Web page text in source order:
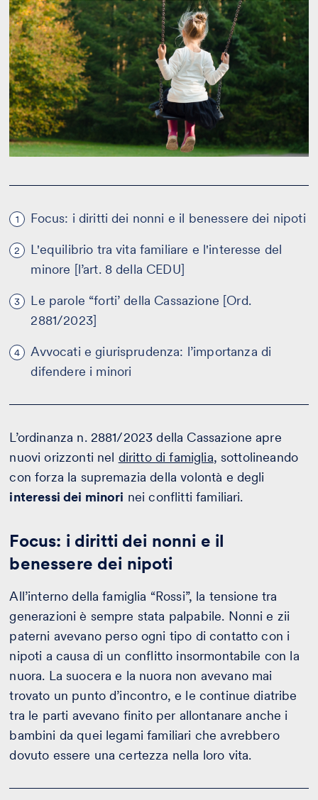
1 Focus: i diritti dei nonni e il benessere dei nipoti
2
L'equilibrio tra vita familiare e l'interesse del
minore [l’art. 8 della CEDU]
3
Le parole “forti’ della Cassazione [Ord.
2881/2023]
4
Avvocati e giurisprudenza: l’importanza di
difendere i minori
L’ordinanza n. 2881/2023 della Cassazione apre
nuovi orizzonti nel diritto di famiglia, sottolineando
con forza la supremazia della volontà e degli
interessi dei minori nei conflitti familiari.
Focus: i diritti dei nonni e il
benessere dei nipoti
All’interno della famiglia “Rossi”, la tensione tra
generazioni è sempre stata palpabile. Nonni e zii
paterni avevano perso ogni tipo di contatto con i
nipoti a causa di un conflitto insormontabile con la
nuora. La suocera e la nuora non avevano mai
trovato un punto d’incontro, e le continue diatribe
tra le parti avevano finito per allontanare anche i
bambini da quei legami familiari che avrebbero
dovuto essere una certezza nella loro vita.